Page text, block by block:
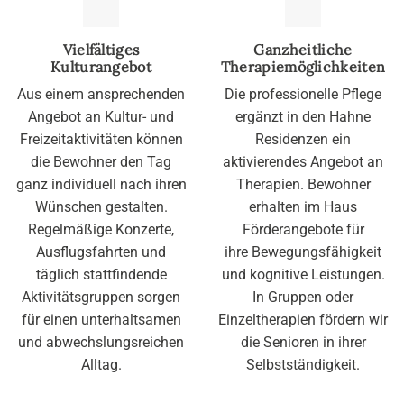
Vielfältiges
Kulturangebot
Aus einem ansprechenden
Angebot an Kultur- und
Freizeitaktivitäten können
die Bewohner den Tag
ganz individuell nach ihren
Wünschen gestalten.
Regelmäßige Konzerte,
Ausflugsfahrten und
täglich stattfindende
Aktivitätsgruppen sorgen
für einen unterhaltsamen
und abwechslungsreichen
Alltag.
Ganzheitliche
Therapiemöglichkeiten
Die professionelle Pflege
ergänzt in den Hahne
Residenzen ein
aktivierendes Angebot an
Therapien. Bewohner
erhalten im Haus
Förderangebote für
ihre Bewegungsfähigkeit
und kognitive Leistungen.
In Gruppen oder
Einzeltherapien fördern wir
die Senioren in ihrer
Selbstständigkeit.